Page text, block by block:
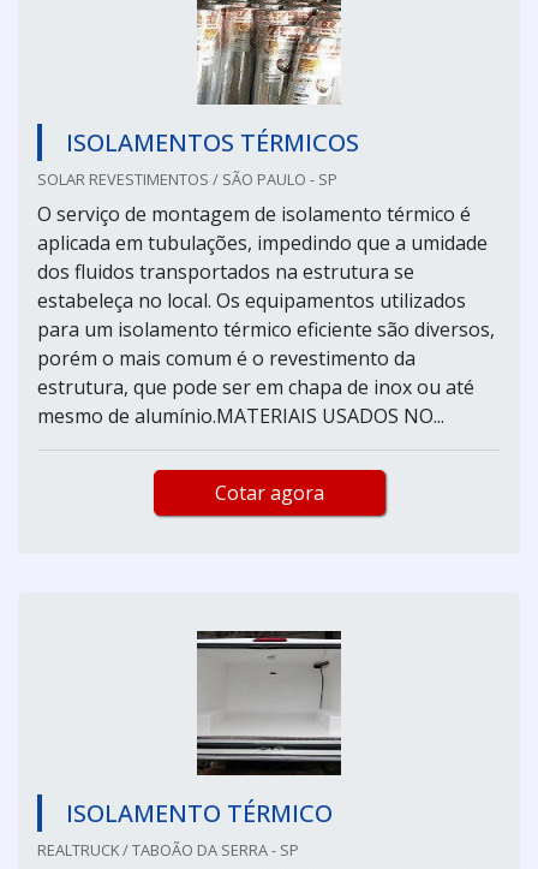
ISOLAMENTOS TÉRMICOS
SOLAR REVESTIMENTOS / SÃO PAULO - SP
O serviço de montagem de isolamento térmico é
aplicada em tubulações, impedindo que a umidade
dos fluidos transportados na estrutura se
estabeleça no local. Os equipamentos utilizados
para um isolamento térmico eficiente são diversos,
porém o mais comum é o revestimento da
estrutura, que pode ser em chapa de inox ou até
mesmo de alumínio.MATERIAIS USADOS NO...
Cotar agora
ISOLAMENTO TÉRMICO
REALTRUCK / TABOÃO DA SERRA - SP